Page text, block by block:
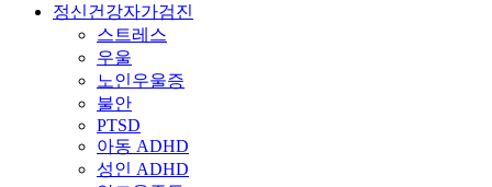
정신건강자가검진
스트레스
우울
노인우울증
불안
PTSD
아동 ADHD
성인 ADHD